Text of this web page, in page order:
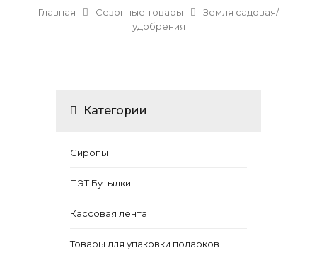
Главная Сезонные товары
Земля садовая/
удобрения
Категории
Сиропы
ПЭТ Бутылки
Кассовая лента
Товары для упаковки подарков